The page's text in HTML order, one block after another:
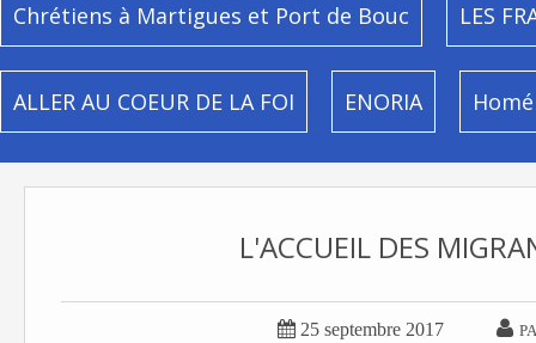
Chrétiens à Martigues et Port de Bouc LES
ALLER AU COEUR DE LA FOI ENORIA
L'ACCUEIL DES
 25 septembre 2017 